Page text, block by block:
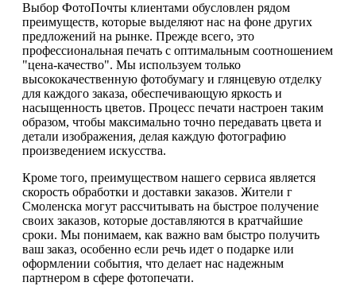
Выбор ФотоПочты клиентами обусловлен рядом
преимуществ, которые выделяют нас на фоне других
предложений на рынке. Прежде всего, это
профессиональная печать с оптимальным соотношением
"цена-качество". Мы используем только
высококачественную фотобумагу и глянцевую отделку
для каждого заказа, обеспечивающую яркость и
насыщенность цветов. Процесс печати настроен таким
образом, чтобы максимально точно передавать цвета и
детали изображения, делая каждую фотографию
произведением искусства.
Кроме того, преимуществом нашего сервиса является
скорость обработки и доставки заказов. Жители г
Смоленска могут рассчитывать на быстрое получение
своих заказов, которые доставляются в кратчайшие
сроки. Мы понимаем, как важно вам быстро получить
ваш заказ, особенно если речь идет о подарке или
оформлении события, что делает нас надежным
партнером в сфере фотопечати.